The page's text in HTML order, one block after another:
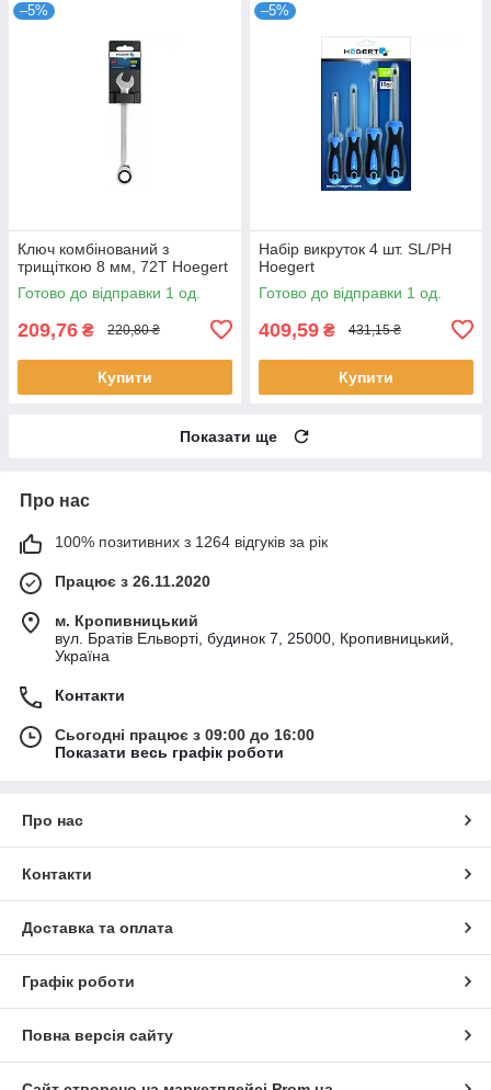
–5%
Ключ комбінований з
трищіткою 8 мм, 72T Hoegert
Готово до відправки 1 од.
209,76 ₴ 220,80 ₴
Купити
–5%
Набір викруток 4 шт. SL/PH
Hoegert
Готово до відправки 1 од.
409,59 ₴ 431,15 ₴
Купити
Показати ще
Про нас
100% позитивних з 1264 відгуків за рік
Працює з 26.11.2020
м. Кропивницький
вул. Братів Ельворті, будинок 7, 25000, Кропивницький,
Україна
Контакти
Сьогодні працює з 09:00 до 16:00
Показати весь графік роботи
Про нас
Контакти
Доставка та оплата
Графік роботи
Повна версія сайту